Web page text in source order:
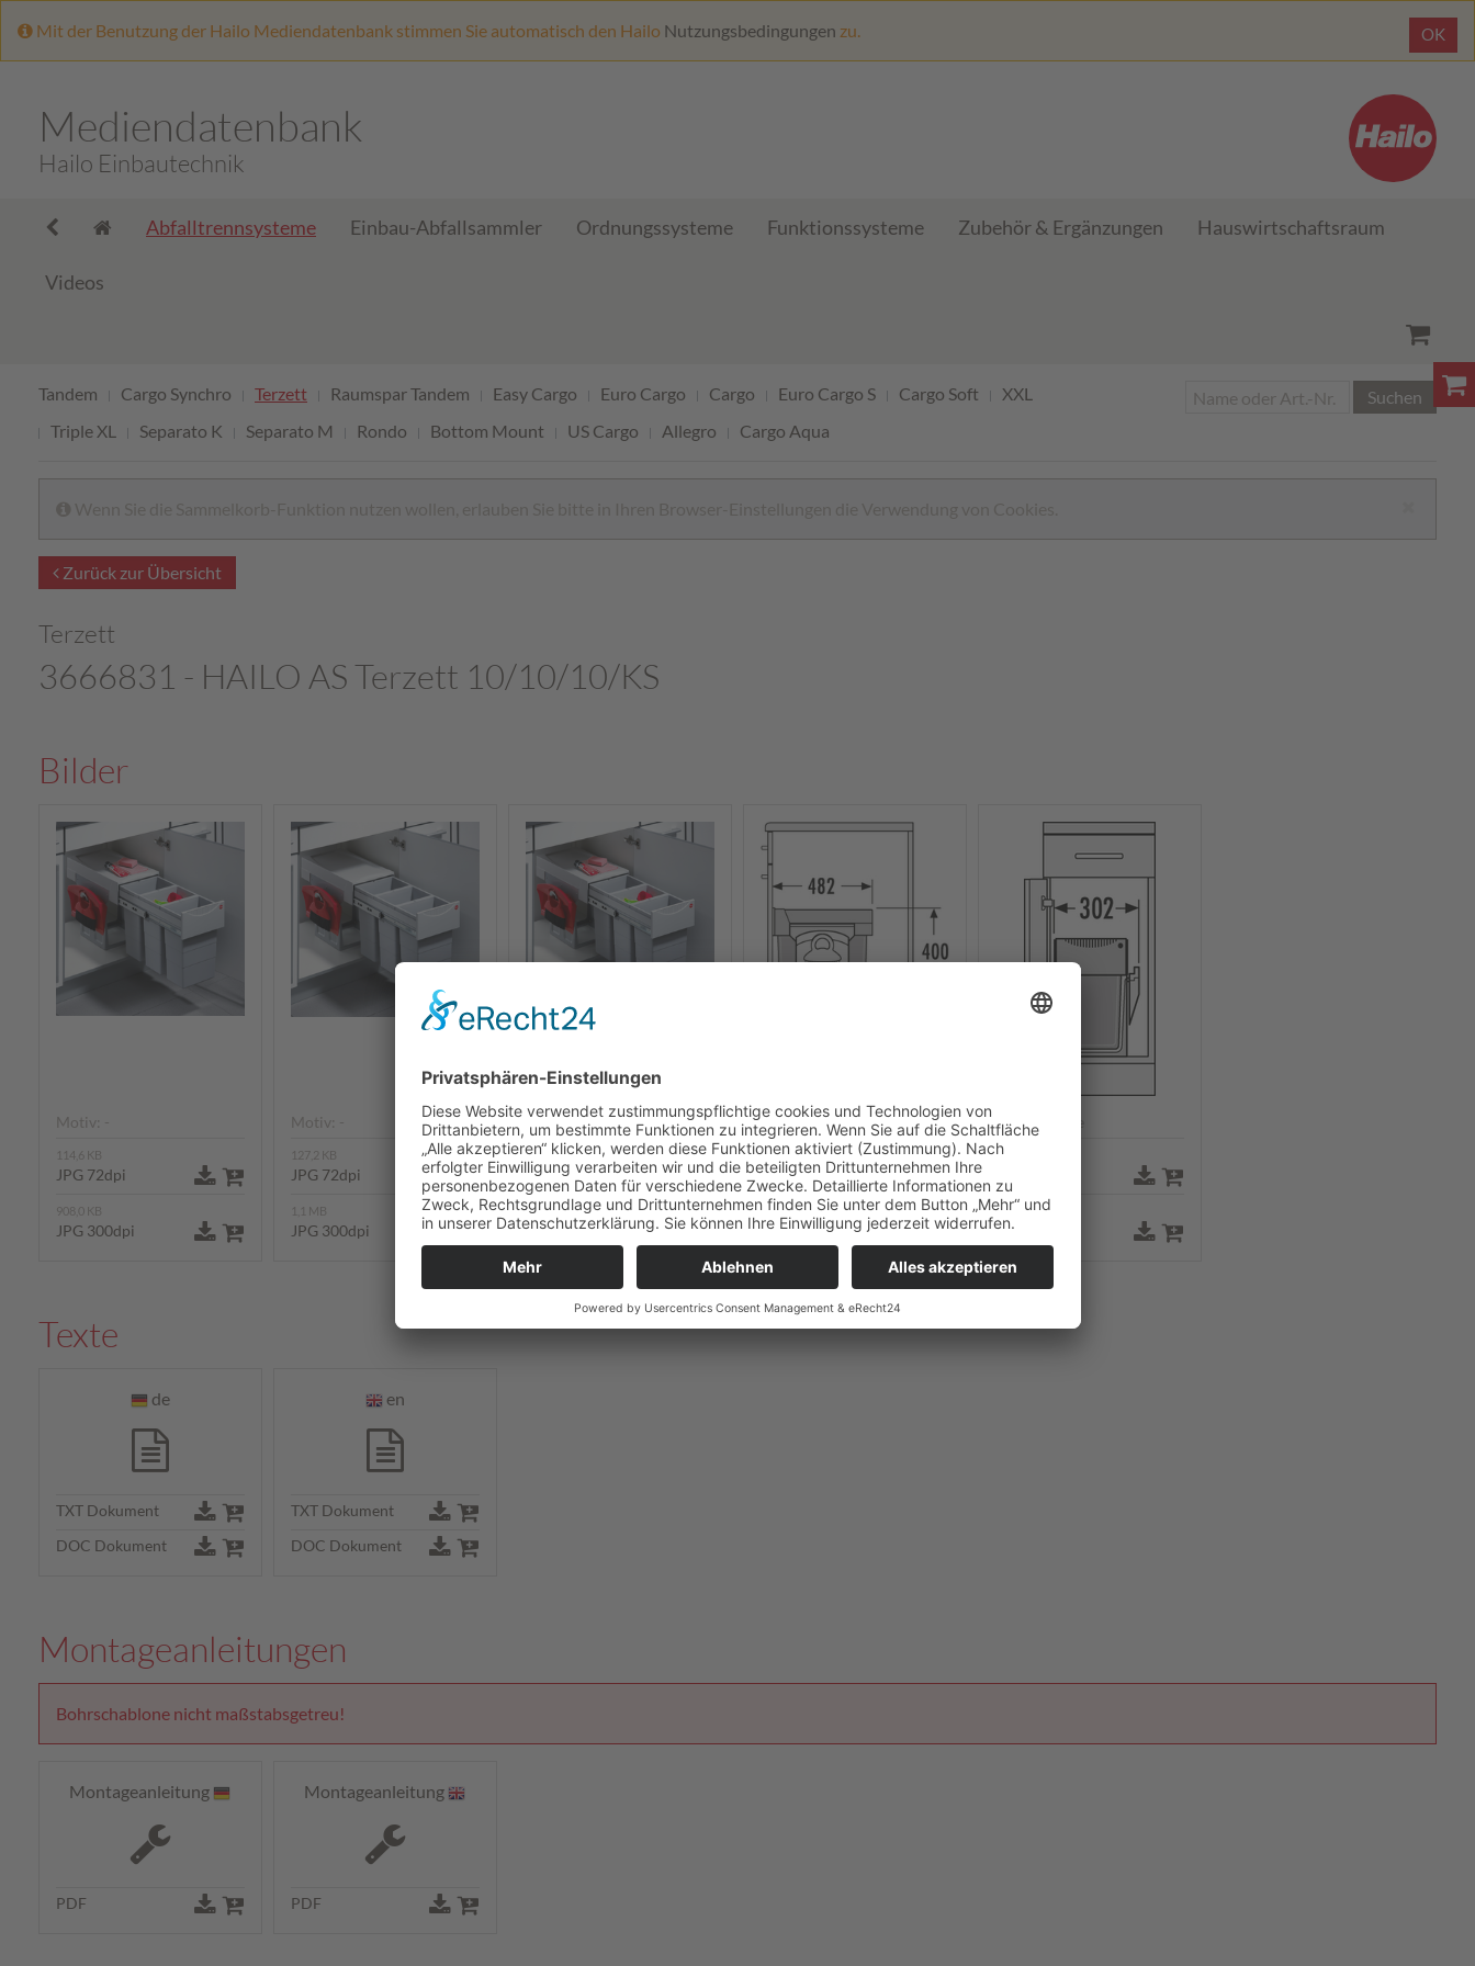
OK
Mit der Benutzung der Hailo Mediendatenbank stimmen Sie automatisch den Hailo Nutzungsbedingungen zu.
Mediendatenbank
Hailo Einbautechnik
Abfalltrennsysteme Einbau-Abfallsammler Ordnungssysteme Funktionssysteme Zubehör & Ergänzungen Hauswirtschaftsraum
Videos
Tandem Cargo Synchro Terzett Raumspar Tandem Easy Cargo Euro Cargo Cargo Euro Cargo S Cargo Soft
XXL
Triple XL
Separato K Separato M Rondo Bottom Mount US Cargo Allegro Cargo Aqua
Suchen
Wenn Sie die Sammelkorb-Funktion nutzen wollen, erlauben Sie bitte in Ihren Browser-Einstellungen die Verwendung von Cookies.
Zurück zur Übersicht
Terzett
3666831 - HAILO AS Terzett 10/10/10/KS
Bilder
Motiv: -
114,6 KB
JPG 72dpi
908,0 KB
JPG 300dpi
Motiv: -
127,2 KB
JPG 72dpi
1,1 MB
JPG 300dpi
Motiv: Hauptmotiv
255,3 KB
JPG 72dpi
2,5 MB
JPG 300dpi
Motiv: Skizze
31,0 KB
JPG 72dpi
55,0 KB
JPG 300dpi
Motiv: Skizze
21,1 KB
37,0 KB
JPG 300dpi
Texte
de
TXT Dokument
DOC Dokument
en
TXT Dokument
DOC Dokument
Montageanleitungen
Bohrschablone nicht maßstabsgetreu!
Montageanleitung
PDF
Montageanleitung
PDF